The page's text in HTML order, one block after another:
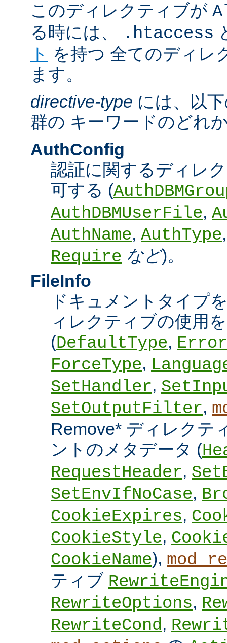
このディレクティブが
る時には、
.htaccess
ト を持つ 全てのディレ
ます。
directive-type には、以
群の キーワードのどれ
AuthConfig
認証に関するディレ
可する (
AuthDBMUserFile,
AuthName, AuthType
Require など)。
FileInfo
ドキュメントタイプ
ィレクティブの使用
(DefaultType,
ForceType,
SetHandler,
SetOutputFilter,
Remove* ディレクテ
ントのメタデータ (
RequestHeader,
SetEnvIfNoCase,
CookieExpires,
CookieStyle,
CookieName),
ティブ
RewriteOptions,
RewriteCond,